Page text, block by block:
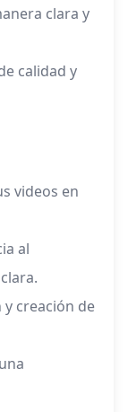
clara y
calidad y
videos en
al
creación de